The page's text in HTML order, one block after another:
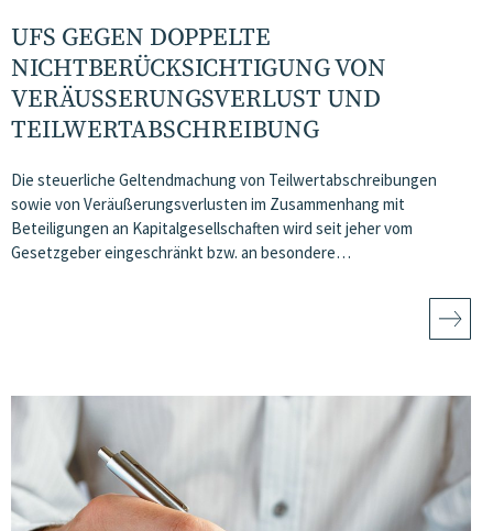
UFS GEGEN DOPPELTE
NICHTBERÜCKSICHTIGUNG VON
VERÄUSSERUNGSVERLUST UND T
EILWERTABSCHREIBUNG
Die steuerliche Geltendmachung von Teilwertabschreibungen
sowie von Veräußerungsverlusten im Zusammenhang mit
Beteiligungen an Kapitalgesellschaften wird seit jeher vom
Gesetzgeber eingeschränkt bzw. an besondere…